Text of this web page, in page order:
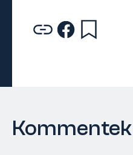
Kommentek